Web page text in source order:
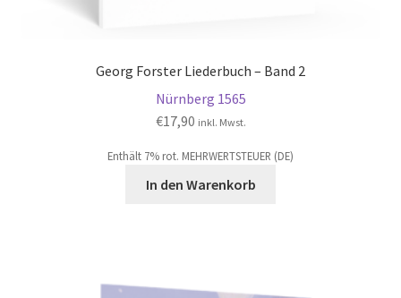
Georg Forster Liederbuch – Band 2
Nürnberg 1565
€17,90 inkl. Mwst.
Enthält 7% rot. MEHRWERTSTEUER (DE)
In den Warenkorb